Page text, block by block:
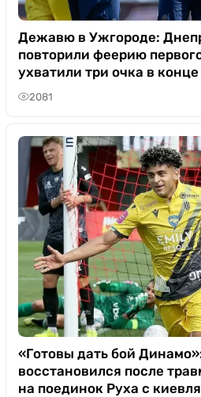
Дежавю в Ужгороде:
повторили феерию
ухватили три очка в
2081
«Готовы дать бой
восстановился после
на поединок Руха с